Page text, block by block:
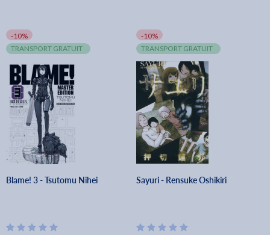
-10%
TRANSPORT GRATUIT
Blame! 3 - Tsutomu Nihei
-10%
TRANSPORT GRATUIT
Sayuri - Rensuke Oshikiri